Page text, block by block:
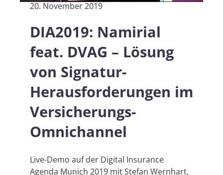
20. November 2019
DIA2019: Namirial
feat. DVAG – Lösung
von Signatur-
Herausforderungen im
Versicherungs-
Omnichannel
Live-Demo auf der Digital Insurance
Agenda Munich 2019 mit Stefan Wernhart,